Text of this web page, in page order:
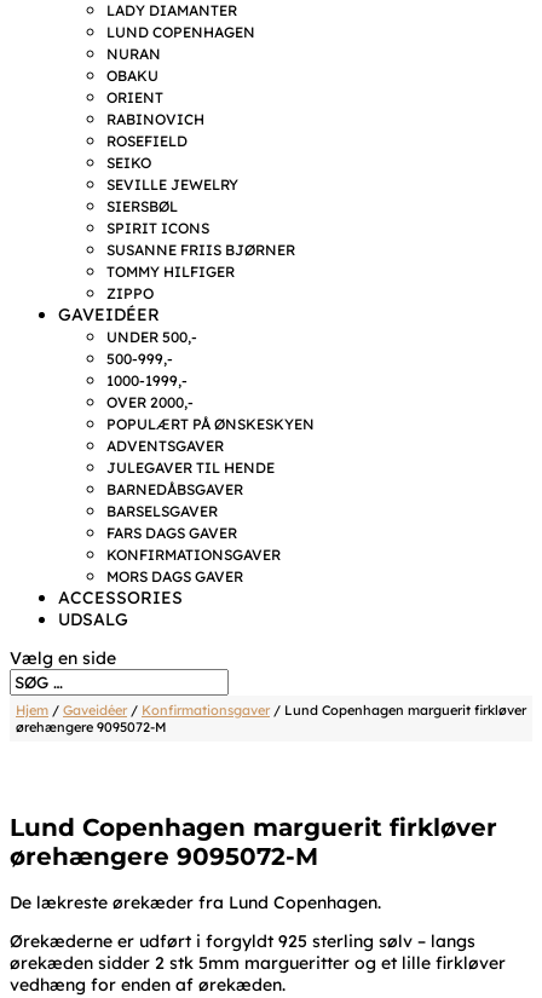
LADY DIAMANTER
LUND COPENHAGEN
NURAN
OBAKU
ORIENT
RABINOVICH
ROSEFIELD
SEIKO
SEVILLE JEWELRY
SIERSBØL
SPIRIT ICONS
SUSANNE FRIIS BJØRNER
TOMMY HILFIGER
ZIPPO
GAVEIDÉER
UNDER 500,-
500-999,-
1000-1999,-
OVER 2000,-
POPULÆRT PÅ ØNSKESKYEN
ADVENTSGAVER
JULEGAVER TIL HENDE
BARNEDÅBSGAVER
BARSELSGAVER
FARS DAGS GAVER
KONFIRMATIONSGAVER
MORS DAGS GAVER
ACCESSORIES
UDSALG
Vælg en side
Hjem / Gaveidéer/ Konfirmationsgaver/ Lund Copenhagen marguerit firkløver
ørehængere 9095072-M
Lund Copenhagen marguerit firkløver
ørehængere 9095072-M
De lækreste ørekæder fra Lund Copenhagen.
Ørekæderne er udført i forgyldt 925 sterling sølv – langs
ørekæden sidder 2 stk 5mm margueritter og et lille firkløver
vedhæng for enden af ørekæden.